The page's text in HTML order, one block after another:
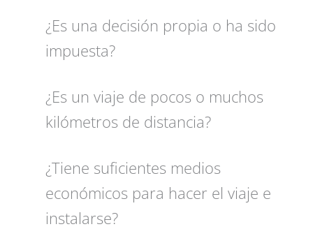
¿Es una decisión propia o ha sido
impuesta?
¿Es un viaje de pocos o muchos
kilómetros de distancia?
¿Tiene suficientes medios
económicos para hacer el viaje e
instalarse?